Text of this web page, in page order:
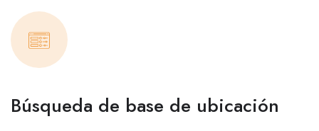
Búsqueda de base de ubicación